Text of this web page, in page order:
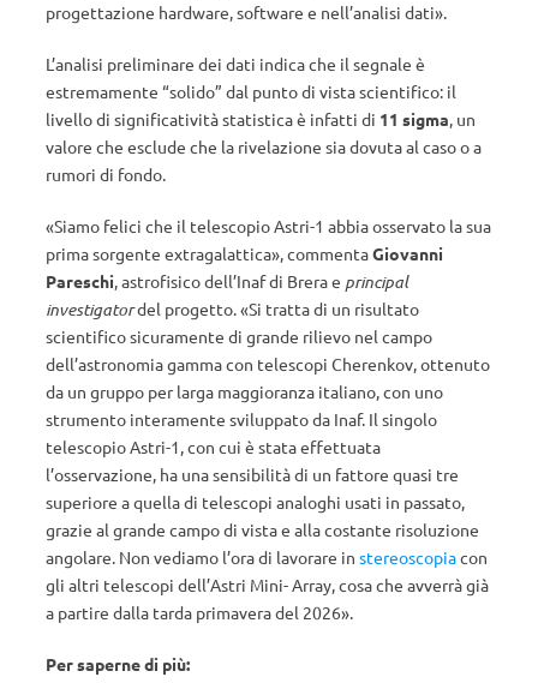
progettazione hardware, software e nell’analisi dati».
L’analisi preliminare dei dati indica che il segnale è
estremamente “solido” dal punto di vista scientifico: il
livello di significatività statistica è infatti di 11 sigma, un
valore che esclude che la rivelazione sia dovuta al caso o a
rumori di fondo.
«Siamo felici che il telescopio Astri-1 abbia osservato la sua
prima sorgente extragalattica», commentaGiovanni
Pareschi, astrofisico dell’Inaf di Brera e principal
investigatordel progetto. «Si tratta di un risultato
scientifico sicuramente di grande rilievo nel campo
dell’astronomia gamma con telescopi Cherenkov, ottenuto
da un gruppo per larga maggioranza italiano, con uno
strumento interamente sviluppato da Inaf. Il singolo
telescopio Astri-1, con cui è stata effettuata
l’osservazione, ha una sensibilità di un fattore quasi tre
superiore a quella di telescopi analoghi usati in passato,
grazie al grande campo di vista e alla costante risoluzione
angolare. Non vediamo l’ora di lavorare in stereoscopiacon
gli altri telescopi dell’Astri Mini- Array, cosa che avverrà già
a partire dalla tarda primavera del 2026».
Per saperne di più: